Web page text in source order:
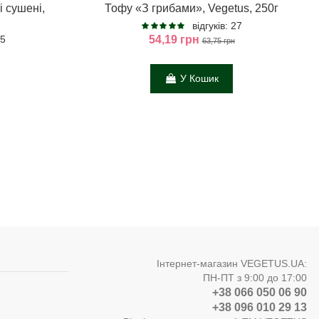
сушені, Тофу «З грибами», Vegetus, 250г
відгуків: 27
54,19 грн 63,75 грн
У Кошик
Інтернет-магазин VEGETUS.UA:
ПН-ПТ з 9:00 до 17:00
+38 066 050 06 90
+38 096 010 29 13